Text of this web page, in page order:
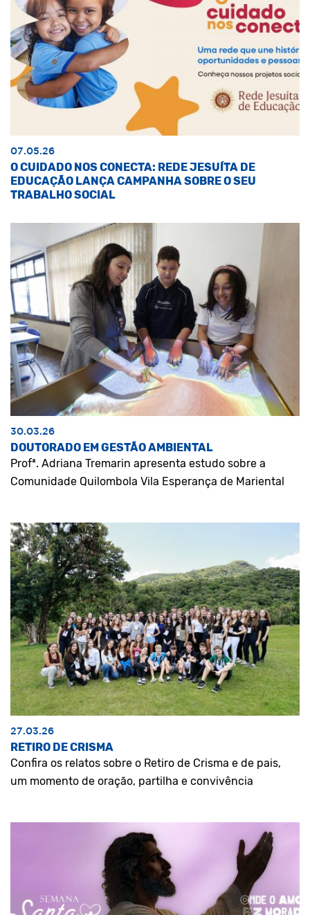
07.05.26
O CUIDADO NOS CONECTA: REDE JESUÍTA DE
EDUCAÇÃO LANÇA CAMPANHA SOBRE O SEU
TRABALHO SOCIAL
30.03.26
DOUTORADO EM GESTÃO AMBIENTAL
Profª. Adriana Tremarin apresenta estudo sobre a
Comunidade Quilombola Vila Esperança de Mariental
27.03.26
RETIRO DE CRISMA
Confira os relatos sobre o Retiro de Crisma e de pais,
um momento de oração, partilha e convivência